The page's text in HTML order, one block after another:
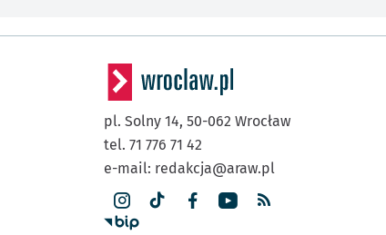
pl. Solny 14, 50-062 Wrocław
tel. 71 776 71 42
e-mail: redakcja@araw.pl